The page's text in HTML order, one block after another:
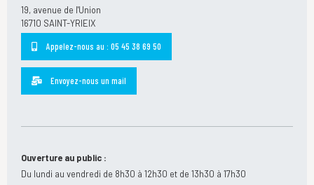
19, avenue de l'Union
16710 SAINT-YRIEIX
Appelez-nous au : 05 45 38 69 50
Envoyez-nous un mail
Ouverture au public :
Du lundi au vendredi de 8h30 à 12h30 et de 13h30 à 17h30